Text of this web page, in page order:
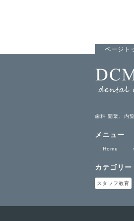
ページト
歯科 開業、内
メニュー
Home
カテゴリー
スタッフ教育